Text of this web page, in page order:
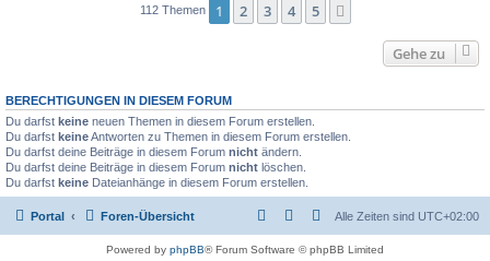
112 Themen 1 2 3 4 5
Gehe zu
BERECHTIGUNGEN IN DIESEM FORUM
Du darfst keine neuen Themen in diesem Forum erstellen.
Du darfst keineAntworten zu Themen in diesem Forum erstellen.
Du darfst deine Beiträge in diesem Forum nicht ändern.
Du darfst deine Beiträge in diesem Forum nicht löschen.
Du darfst keine Dateianhänge in diesem Forum erstellen.
Portal Foren-Übersicht Alle Zeiten sind UTC+02:00
Powered by phpBB® Forum Software © phpBB Limited